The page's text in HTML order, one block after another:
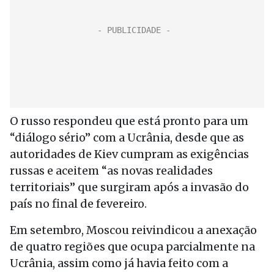
O russo respondeu que está pronto para um
“diálogo sério” com a Ucrânia, desde que as
autoridades de Kiev cumpram as exigências
russas e aceitem “as novas realidades
territoriais” que surgiram após a invasão do
país no final de fevereiro.
Em setembro, Moscou reivindicou a anexação
de quatro regiões que ocupa parcialmente na
Ucrânia, assim como já havia feito com a